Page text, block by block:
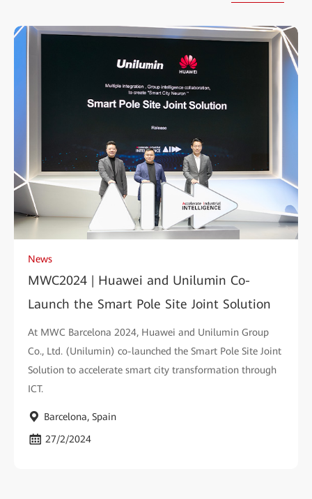
News
MWC2024 | Huawei and Unilumin Co-
Launch the Smart Pole Site Joint Solution
At MWC Barcelona 2024, Huawei and Unilumin Group
Co., Ltd. (Unilumin) co-launched the Smart Pole Site Joint
Solution to accelerate smart city transformation through
ICT.
Barcelona, Spain
27/2/2024